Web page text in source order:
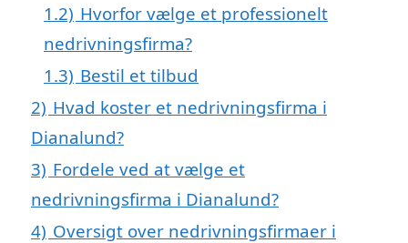
1.2) Hvorfor vælge et professionelt
nedrivningsfirma?
1.3) Bestil et tilbud
2) Hvad koster et nedrivningsfirma i
Dianalund?
3) Fordele ved at vælge et
nedrivningsfirma i Dianalund?
4) Oversigt over nedrivningsfirmaer i